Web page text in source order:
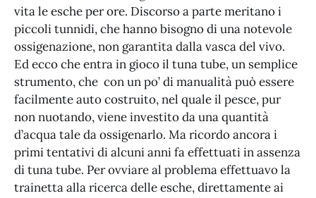
vita le esche per ore. Discorso a parte meritano i
piccoli tunnidi, che hanno bisogno di una notevole
ossigenazione, non garantita dalla vasca del vivo.
Ed ecco che entra in gioco il tuna tube, un semplice
strumento, che con un po’ di manualità può essere
facilmente auto costruito, nel quale il pesce, pur
non nuotando, viene investito da una quantità
d’acqua tale da ossigenarlo. Ma ricordo ancora i
primi tentativi di alcuni anni fa effettuati in assenza
di tuna tube. Per ovviare al problema effettuavo la
trainetta alla ricerca delle esche, direttamente ai